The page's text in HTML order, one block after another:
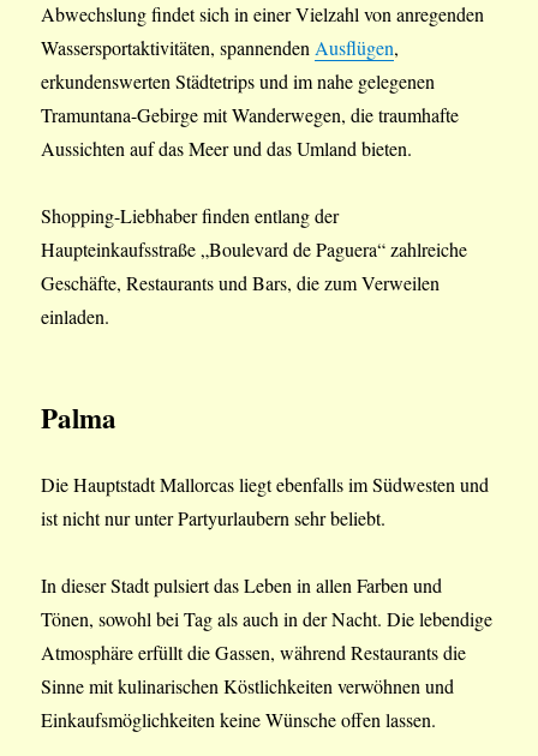
Abwechslung findet sich in einer Vielzahl von anregenden
Wassersportaktivitäten, spannendenAusflügen,
erkundenswerten Städtetrips und im nahe gelegenen
Tramuntana-Gebirge mit Wanderwegen, die traumhafte
Aussichten auf das Meer und das Umland bieten.
Shopping-Liebhaber finden entlang der
Haupteinkaufsstraße „Boulevard de Paguera“ zahlreiche
Geschäfte, Restaurants und Bars, die zum Verweilen
einladen.
Palma
Die Hauptstadt Mallorcas liegt ebenfalls im Südwesten und
ist nicht nur unter Partyurlaubern sehr beliebt.
In dieser Stadt pulsiert das Leben in allen Farben und
Tönen, sowohl bei Tag als auch in der Nacht. Die lebendige
Atmosphäre erfüllt die Gassen, während Restaurants die
Sinne mit kulinarischen Köstlichkeiten verwöhnen und
Einkaufsmöglichkeiten keine Wünsche offen lassen.